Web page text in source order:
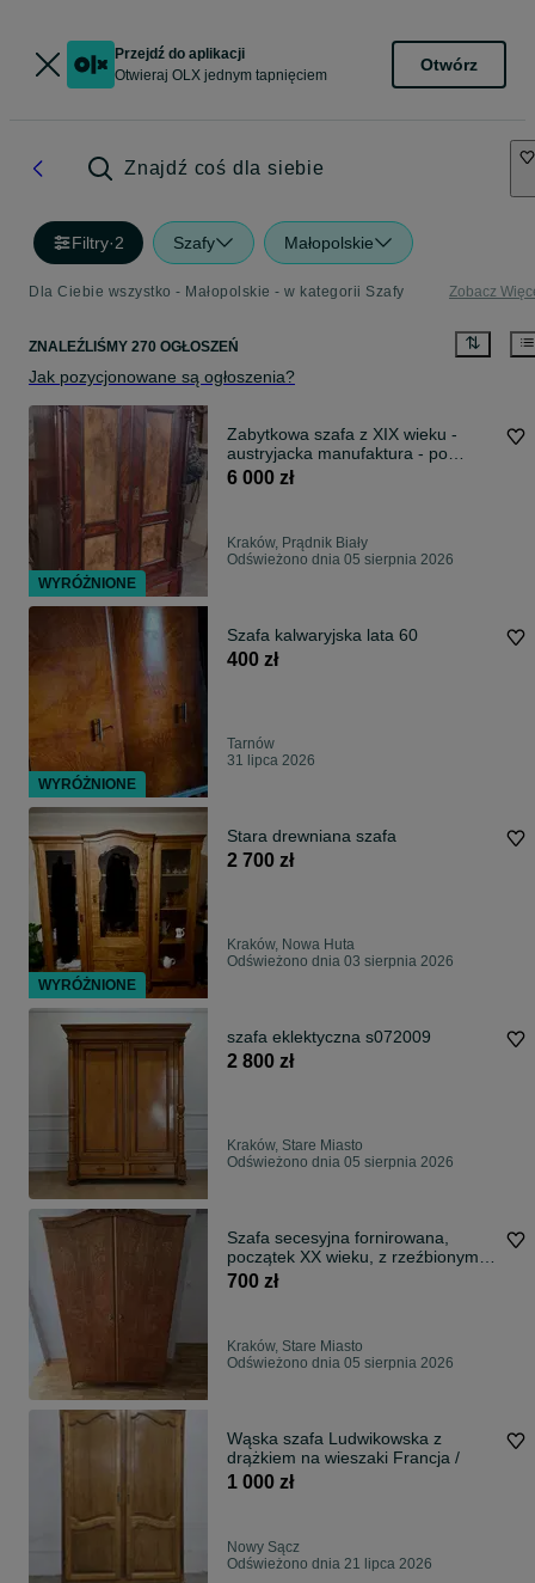
Przejdź do aplikacji
Otwieraj OLX jednym tapnięciem
Otwórz
Znajdź coś dla siebie
Filtry·2 Szafy Małopolskie
Dla Ciebie wszystko - Małopolskie - w kategorii Szafy Zobacz
ZNALEŹLIŚMY 270 OGŁOSZEŃ
Jak pozycjonowane są ogłoszenia?
Zabytkowa szafa z XIX wieku -
austryjacka manufaktura - po
renowacji
6 000 zł
Kraków, Prądnik Biały
Odświeżono dnia 05 sierpnia 2026
Szafa kalwaryjska lata 60
400 zł
Tarnów
31 lipca 2026
Stara drewniana szafa
2 700 zł
Kraków, Nowa Huta
Odświeżono dnia 03 sierpnia 2026
szafa eklektyczna s072009
2 800 zł
Kraków, Stare Miasto
Odświeżono dnia 05 sierpnia 2026
Szafa secesyjna fornirowana,
początek XX wieku, z rzeźbionym
zwieńczeniem i dolną szufladą
700 zł
Kraków, Stare Miasto
Odświeżono dnia 05 sierpnia 2026
Wąska szafa Ludwikowska z
drążkiem na wieszaki Francja /
1 000 zł
Nowy Sącz
Odświeżono dnia 21 lipca 2026
WYRÓŻNIONE
WYRÓŻNIONE
WYRÓŻNIONE